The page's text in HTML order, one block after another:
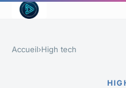
Accueil›High tech